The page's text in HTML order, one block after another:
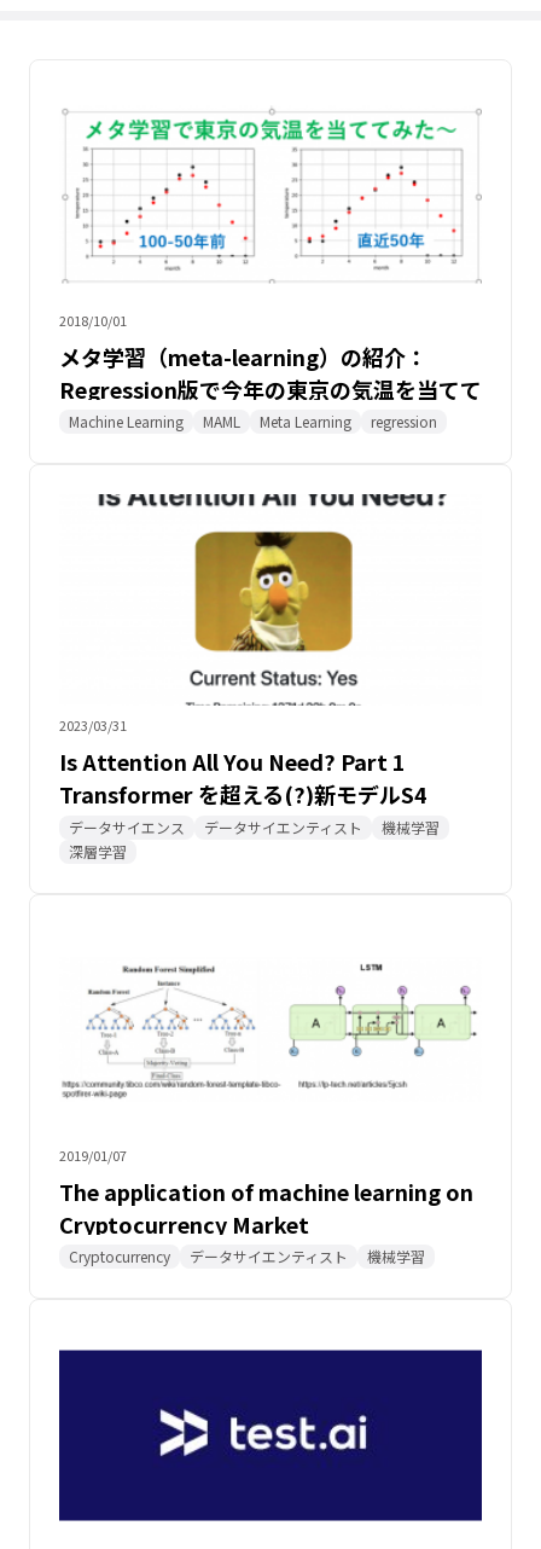
2018/10/01
メタ学習（meta-learning）の紹介：
Regression版で今年の東京の気温を当てて
みました～
Machine Learning MAML Meta Learning regression
2023/03/31
Is Attention All You Need? Part 1
Transformer を超える(?)新モデルS4
データサイエンス データサイエンティスト
機械学習
深層学習
2019/01/07
The application of machine learning on
Cryptocurrency Market
Cryptocurrency データサイエンティスト 機械学習